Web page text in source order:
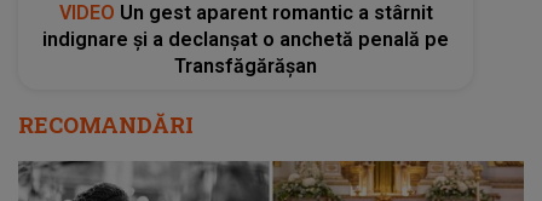
VIDEO Un gest aparent romantic a stârnit
indignare și a declanșat o anchetă penală pe
Transfăgărășan
RECOMANDĂRI